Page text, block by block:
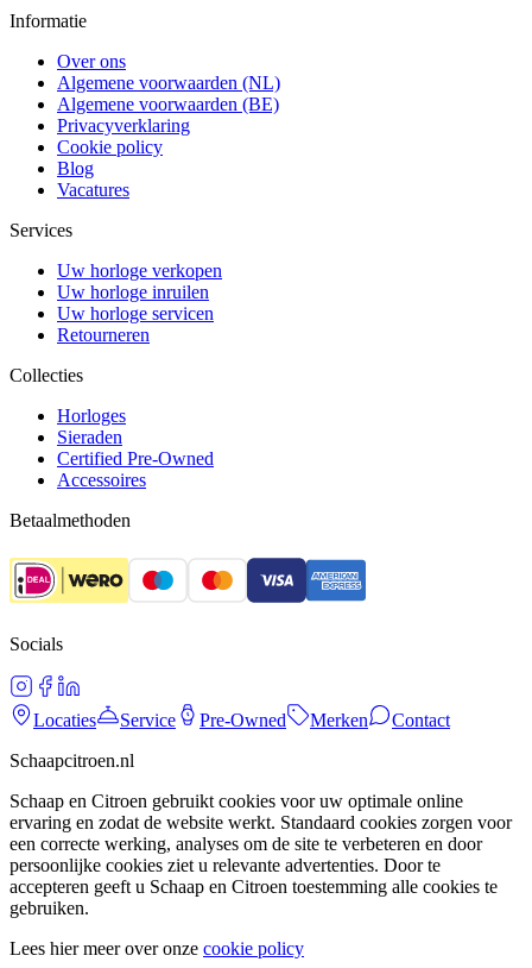
Informatie
Over ons
Algemene voorwaarden (NL)
Algemene voorwaarden (BE)
Privacyverklaring
Cookie policy
Blog
Vacatures
Services
Uw horloge verkopen
Uw horloge inruilen
Uw horloge servicen
Retourneren
Collecties
Horloges
Sieraden
Certified Pre-Owned
Accessoires
Betaalmethoden
Socials
Locaties Service Pre-Owned Merken
Contact
Schaapcitroen.nl
Schaap en Citroen gebruikt cookies voor uw optimale online
ervaring en zodat de website werkt. Standaard cookies zorgen voor
een correcte werking, analyses om de site te verbeteren en door
persoonlijke cookies ziet u relevante advertenties. Door te
accepteren geeft u Schaap en Citroen toestemming alle cookies te
gebruiken.
Lees hier meer over onze cookie policy